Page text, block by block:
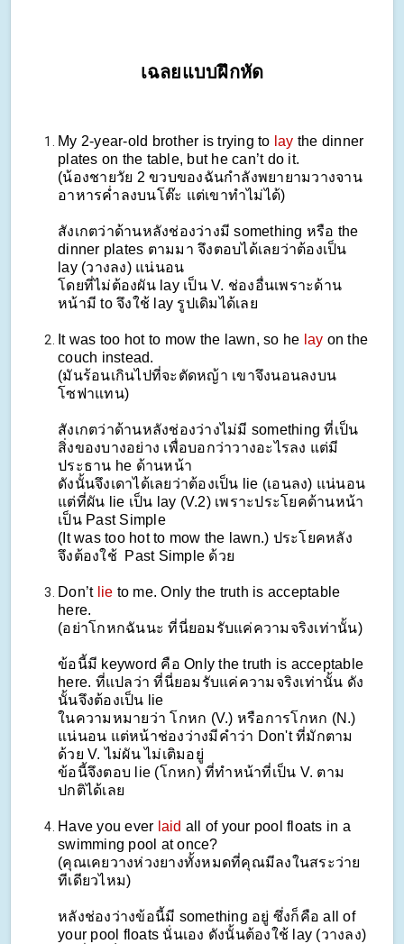
เฉลยแบบฝึกหัด
My 2-year-old brother is trying to lay the dinner
plates on the table, but he can’t do it.
(น้องชายวัย 2 ขวบของฉันกำลังพยายามวางจาน
อาหารค่ำลงบนโต๊ะ แต่เขาทำไม่ได้)
สังเกตว่าด้านหลังช่องว่างมี something หรือ the
dinner plates ตามมา จึงตอบได้เลยว่าต้องเป็น
lay (วางลง) แน่นอน
โดยที่ไม่ต้องผัน lay เป็น V. ช่องอื่นเพราะด้าน
หน้ามี to จึงใช้ lay รูปเดิมได้เลย
It was too hot to mow the lawn, so he lay on the
couch instead.
(มันร้อนเกินไปที่จะตัดหญ้า เขาจึงนอนลงบน
โซฟาแทน)
สังเกตว่าด้านหลังช่องว่างไม่มี something ที่เป็น
สิ่งของบางอย่าง เพื่อบอกว่าวางอะไรลง แต่มี
ประธาน he ด้านหน้า
ดังนั้นจึงเดาได้เลยว่าต้องเป็น lie (เอนลง) แน่นอน
แต่ที่ผัน lie เป็น lay (V.2) เพราะประโยคด้านหน้า
เป็น Past Simple
(It was too hot to mow the lawn.) ประโยคหลัง
จึงต้องใช้ Past Simple ด้วย
Don’t lie to me. Only the truth is acceptable
here.
(อย่าโกหกฉันนะ ที่นี่ยอมรับแค่ความจริงเท่านั้น)
ข้อนี้มี keyword คือ Only the truth is acceptable
here. ที่แปลว่า ที่นี่ยอมรับแค่ความจริงเท่านั้น ดัง
นั้นจึงต้องเป็น lie
ในความหมายว่า โกหก (V.) หรือการโกหก (N.)
แน่นอน แต่หน้าช่องว่างมีคำว่า Don't ที่มักตาม
ด้วย V. ไม่ผัน ไม่เติมอยู่
ข้อนี้จึงตอบ lie (โกหก) ที่ทำหน้าที่เป็น V. ตาม
ปกติได้เลย
Have you ever laid all of your pool floats in a
swimming pool at once?
(คุณเคยวางห่วงยางทั้งหมดที่คุณมีลงในสระว่าย
ทีเดียวไหม)
หลังช่องว่างข้อนี้มี something อยู่ ซึ่งก็คือ all of
your pool floats นั่นเอง ดังนั้นต้องใช้ lay (วางลง)